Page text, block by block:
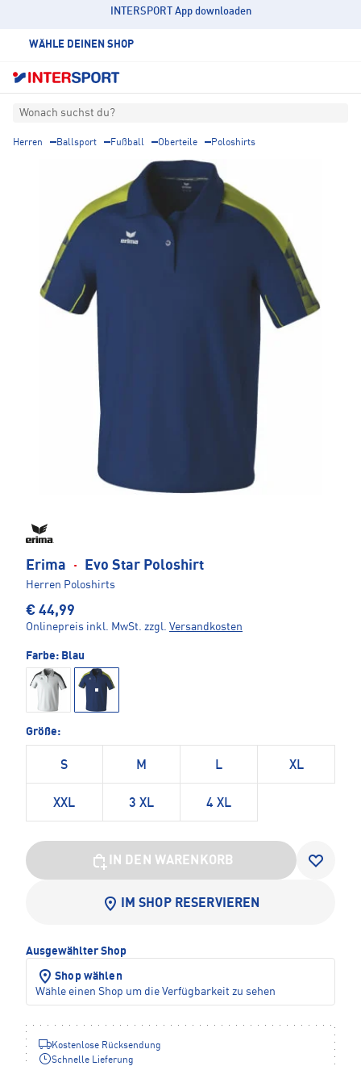
INTERSPORT App downloaden
WÄHLE DEINEN SHOP
Wonach suchst du?
Herren Ballsport Fußball Oberteile Poloshirts
Erima · Evo Star Poloshirt
Herren Poloshirts
€ 44,99
Onlinepreis inkl. MwSt. zzgl. Versandkosten
Farbe: Blau
Größe:
S M L XL
XXL 3 XL 4 XL
IN DEN WARENKORB
IM SHOP RESERVIEREN
Ausgewählter Shop
Shop wählen
Wähle einen Shop um die Verfügbarkeit zu sehen
Kostenlose Rücksendung
Schnelle Lieferung